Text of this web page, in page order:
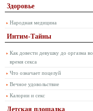
Здоровье
Народная медицина
Интим-Тайны
Как довести девушку до оргазма во
время секса
Что означает поцелуй
Вечное удовольствие
Калории и секс
Детская площадка